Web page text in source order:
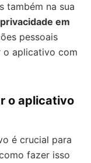
também na sua
privacidade em
pessoais
o aplicativo com
o aplicativo
é crucial para
fazer isso